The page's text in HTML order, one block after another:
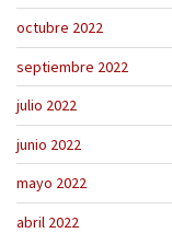
octubre 2022
septiembre 2022
julio 2022
junio 2022
mayo 2022
abril 2022